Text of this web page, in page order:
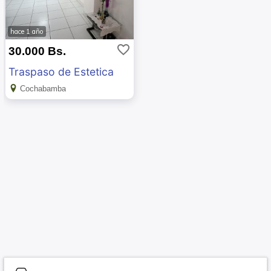
hace 1 año
30.000 Bs. favorite_border
Traspaso de Estetica
Cochabamba